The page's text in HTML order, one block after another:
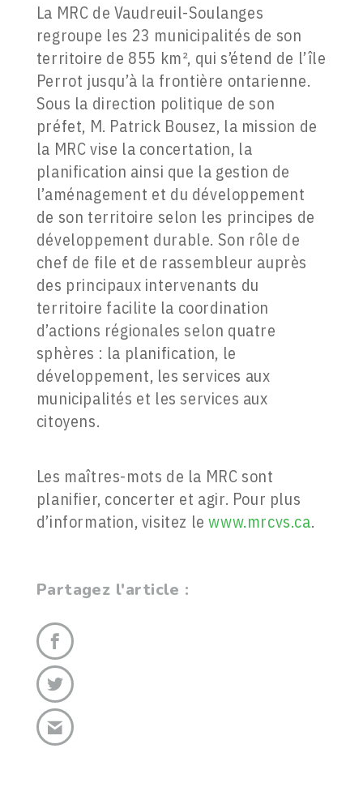
La MRC de Vaudreuil-Soulanges
regroupe les 23 municipalités de son
territoire de 855 km², qui s’étend de l’île
Perrot jusqu’à la frontière ontarienne.
Sous la direction politique de son
préfet, M. Patrick Bousez, la mission de
la MRC vise la concertation, la
planification ainsi que la gestion de
l’aménagement et du développement
de son territoire selon les principes de
développement durable. Son rôle de
chef de file et de rassembleur auprès
des principaux intervenants du
territoire facilite la coordination
d’actions régionales selon quatre
sphères : la planification, le
développement, les services aux
municipalités et les services aux
citoyens.
Les maîtres-mots de la MRC sont
planifier, concerter et agir. Pour plus
d’information, visitez lewww.mrcvs.ca.
Partagez l'article :